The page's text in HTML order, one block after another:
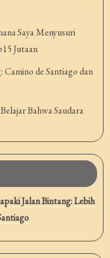
Saya Menyusuri
Jutaan
Camino de Santiago dan
Bahwa Saudara
Jalan Bintang: Lebih